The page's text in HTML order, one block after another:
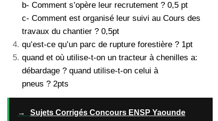
b- Comment s’opère leur recrutement ? 0,5 pt
c- Comment est organisé leur suivi au Cours des
travaux du chantier ? 0,5pt
qu’est-ce qu’un parc de rupture forestière ? 1pt
quand et où utilise-t-on un tracteur à chenilles a:
débardage ? quand utilise-t-on celui à
pneus ? 2pts
→
Sujets Corrigés Concours ENSP Yaounde